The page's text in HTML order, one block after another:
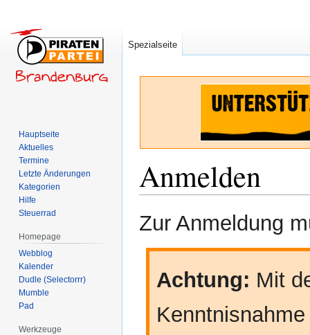
Anmelden
Navigation
Suche
Zur Anmeldung
Achtung: Mit
Spezialseite
Hauptseite
Aktuelles
Termine
Letzte Änderungen
Kategorien
Hilfe
Steuerrad
Homepage
Webblog
Kalender
Dudle (Selectorrr)
Mumble
Pad
Werkzeuge